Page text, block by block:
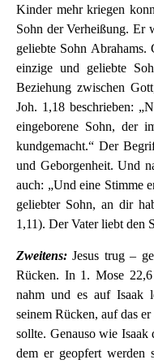
Kinder mehr kriegen
Sohn der Verheißung. Er
geliebte Sohn Abrahams.
einzige und geliebte
Beziehung zwischen
Joh. 1,18 beschrieben:
eingeborene Sohn, der
kundgemacht.“ Der
und Geborgenheit. Und
auch: „Und eine Stimme
geliebter Sohn, an dir
1,11). Der Vater liebt den
Zweitens: Jesus trug –
Rücken. In 1. Mose
nahm und es auf Isaak
seinem Rücken, auf das
sollte. Genauso wie
dem er geopfert werden